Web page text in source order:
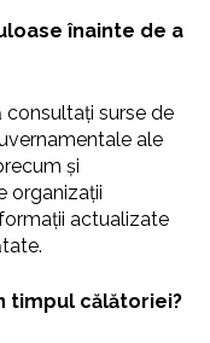
înainte de a
consultați surse de
ale
și
organizații
actualizate
timpul călătoriei?